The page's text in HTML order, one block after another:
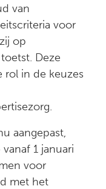
van
voor
op
Deze
rol in de keuzes
aangepast,
1 januari
voor
met het